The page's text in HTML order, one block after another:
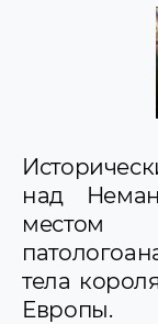
над
местом
тела
Европы.